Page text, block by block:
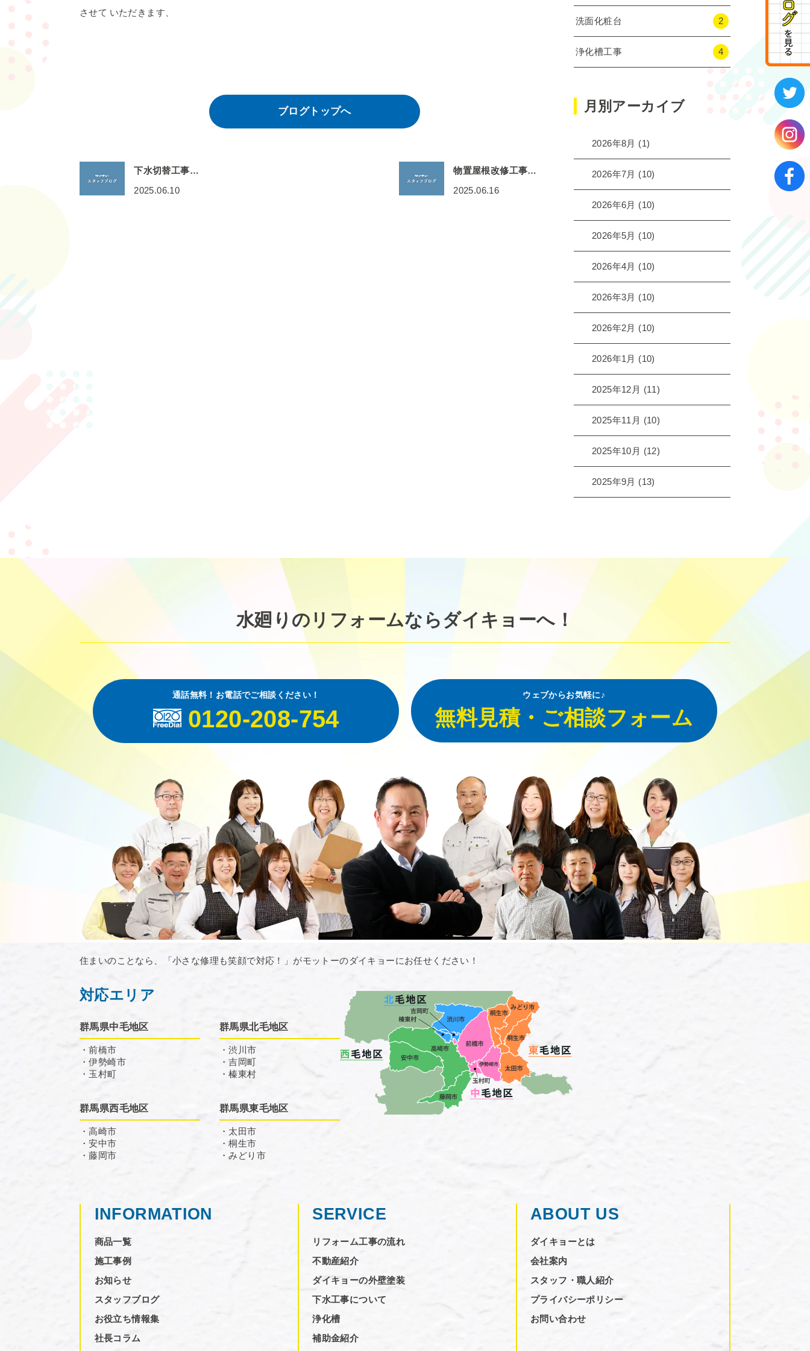
させて いただきます、
ブログトップへ
下水切替工事…
2025.06.10
物置屋根改修工事…
2025.06.16
洗面化粧台 2
浄化槽工事 4
月別アーカイブ
2026年8月 (1)
2026年7月 (10)
2026年6月 (10)
2026年5月 (10)
2026年4月 (10)
2026年3月 (10)
2026年2月 (10)
2026年1月 (10)
2025年12月 (11)
2025年11月 (10)
2025年10月 (12)
2025年9月 (13)
水廻りのリフォームならダイキョーへ！
通話無料！お電話でご相談ください！
0120-208-754
ウェブからお気軽に♪
無料見積・ご相談フォーム
住まいのことなら、「小さな修理も笑顔で対応！」がモットーのダイキョーにお任せください！
対応エリア
群馬県中毛地区
・前橋市
・伊勢崎市
・玉村町
群馬県北毛地区
・渋川市
・吉岡町
・榛東村
群馬県西毛地区
・高崎市
・安中市
・藤岡市
群馬県東毛地区
・太田市
・桐生市
・みどり市
INFORMATION
商品一覧
施工事例
お知らせ
スタッフブログ
お役立ち情報集
社長コラム
SERVICE
リフォーム工事の流れ
不動産紹介
ダイキョーの外壁塗装
下水工事について
浄化槽
補助金紹介
ABOUT US
ダイキョーとは
会社案内
スタッフ・職人紹介
プライバシーポリシー
お問い合わせ